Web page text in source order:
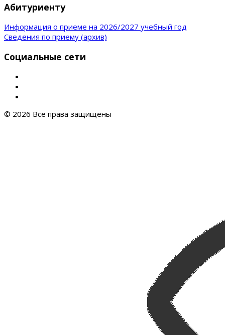
Абитуриенту
Информация о приеме на 2026/2027 учебный год
Сведения по приему (архив)
Социальные сети
© 2026 Все права защищены